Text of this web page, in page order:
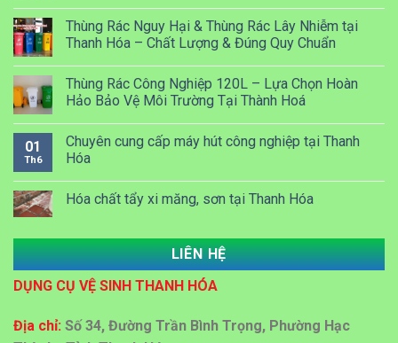
Thùng Rác Nguy Hại & Thùng Rác Lây Nhiễm tại
Thanh Hóa – Chất Lượng & Đúng Quy Chuẩn
Thùng Rác Công Nghiệp 120L – Lựa Chọn Hoàn
Hảo Bảo Vệ Môi Trường Tại Thành Hoá
01
Th6
Chuyên cung cấp máy hút công nghiệp tại Thanh
Hóa
Hóa chất tẩy xi măng, sơn tại Thanh Hóa
Dung dịch Lau kính công nghiệp tại Thanh Hóa
LIÊN HỆ
DỤNG CỤ VỆ SINH THANH HÓA
Địa chỉ: Số 34, Đường Trần Bình Trọng, Phường Hạc